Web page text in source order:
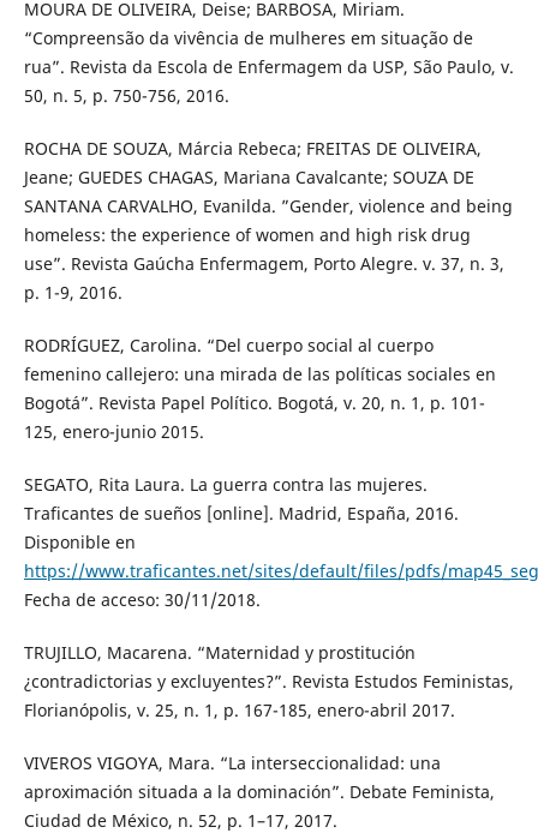
MOURA DE OLIVEIRA, Deise; BARBOSA, Miriam.
“Compreensão da vivência de mulheres em situação de
rua”. Revista da Escola de Enfermagem da USP, São Paulo, v.
50, n. 5, p. 750-756, 2016.
ROCHA DE SOUZA, Márcia Rebeca; FREITAS DE OLIVEIRA,
Jeane; GUEDES CHAGAS, Mariana Cavalcante; SOUZA DE
SANTANA CARVALHO, Evanilda. ”Gender, violence and being
homeless: the experience of women and high risk drug
use”. Revista Gaúcha Enfermagem, Porto Alegre. v. 37, n. 3,
p. 1-9, 2016.
RODRÍGUEZ, Carolina. “Del cuerpo social al cuerpo
femenino callejero: una mirada de las políticas sociales en
Bogotá”. Revista Papel Político. Bogotá, v. 20, n. 1, p. 101-
125, enero-junio 2015.
SEGATO, Rita Laura. La guerra contra las mujeres.
Traficantes de sueños [online]. Madrid, España, 2016.
Disponible en
https://www.traficantes.net/sites/default/files/pdfs/
Fecha de acceso: 30/11/2018.
TRUJILLO, Macarena. “Maternidad y prostitución
¿contradictorias y excluyentes?”. Revista Estudos Feministas,
Florianópolis, v. 25, n. 1, p. 167-185, enero-abril 2017.
VIVEROS VIGOYA, Mara. “La interseccionalidad: una
aproximación situada a la dominación”. Debate Feminista,
Ciudad de México, n. 52, p. 1–17, 2017.